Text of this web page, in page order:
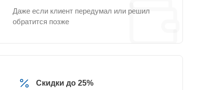
Даже если клиент передумал или решил
обратится позже
Скидки до 25%